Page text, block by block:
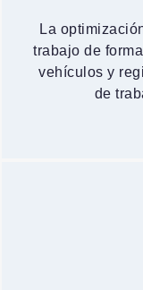
La
trabajo de
vehículos y
de